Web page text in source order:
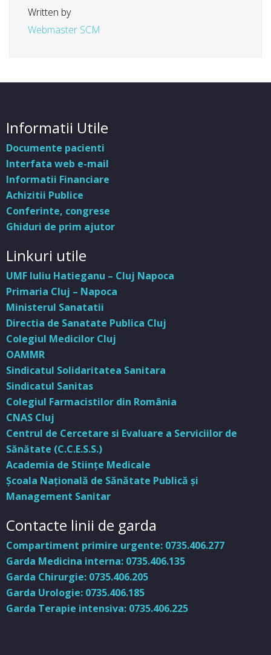
Written by
Webmaster SCM
Informatii Utile
Documente pacienti
Interfata web e-mail
Informatii Financiare
Achizitii Publice
Conferinte, congrese
Ghiduri de prim ajutor
Linkuri utile
UMF Iuliu Hatieganu – Cluj Napoca
Primaria Cluj – Napoca
Ministerul Sanatatii
Directia de Sanatate Publica Cluj
Colegiul Medicilor Cluj
OAMMR
Sindicatul Solidaritatea Sanitara
Sindicatul Sanitas
Colegiul Farmacistilor din România
CNAS Cluj
Centrul de Cercetare si Evaluare a Serviciilor de
Sănătate (C.C.E.S.S.)
Academia de Stiinţe Medicale
Şcoala Naţională de Sănătate Publică şi
Management Sanitar
Contacte linii de garda
Compartiment primire urgente: 0735.406.277
Garda Medicina interna: 0735.406.135
Garda Chirurgie: 0735.406.205
Garda Urologie: 0735.406.185
Garda Terapie intensiva: 0735.406.225